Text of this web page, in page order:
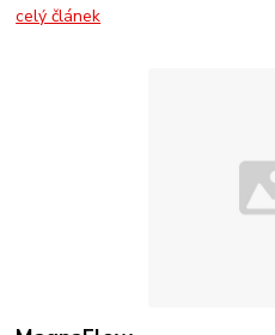
celý článek